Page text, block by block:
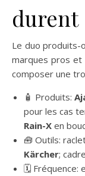
durent
Le duo produits-
marques pros et
composer une
🧴 Produits:
pour les cas
Rain-X en
🧰 Outils:
Kärcher;
🗓️ Fréquence: